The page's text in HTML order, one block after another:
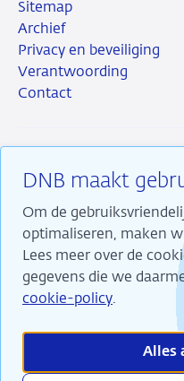
DNB maakt
Om de
optimaliseren, maken
Lees meer over de
gegevens die we
cookie-policy.
Alles
Sitemap
Archief
Privacy en beveiliging
Verantwoording
Contact
RSS
Wij maken ons sterk
dragen daarmee bij aan